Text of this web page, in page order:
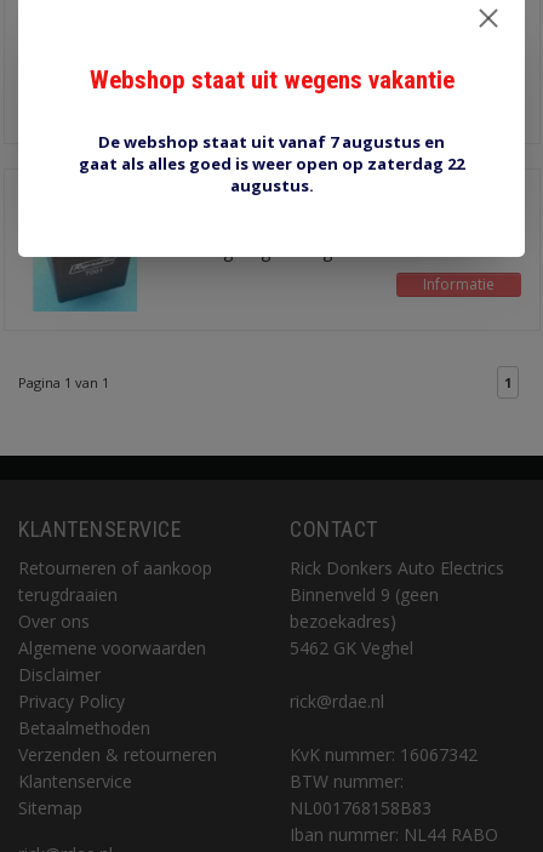
zonder geluid
7003 knipperautomaat
Informatie
Pagina 1 van 1 1
KLANTENSERVICE
Retourneren of aankoop
terugdraaien
Over ons
Algemene voorwaarden
Disclaimer
Privacy Policy
Betaalmethoden
Verzenden & retourneren
Klantenservice
Sitemap
CONTACT
Rick Donkers Auto Electrics
Binnenveld 9 (geen
bezoekadres)
5462 GK Veghel
rick@rdae.nl
KvK nummer: 16067342
BTW nummer:
NL001768158B83
Iban nummer: NL44 RABO
Webshop staat uit wegens vakantie
De webshop staat uit vanaf 7 augustus en
gaat als alles goed is weer open op zaterdag 22
augustus.